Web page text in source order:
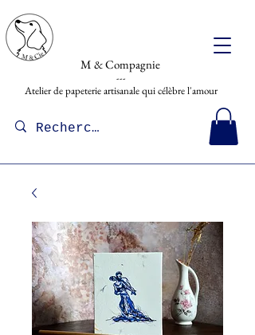
M & Compagnie
---
Atelier de papeterie artisanale qui célèbre l'amour